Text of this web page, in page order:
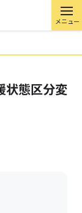
メニュー
状態区分変